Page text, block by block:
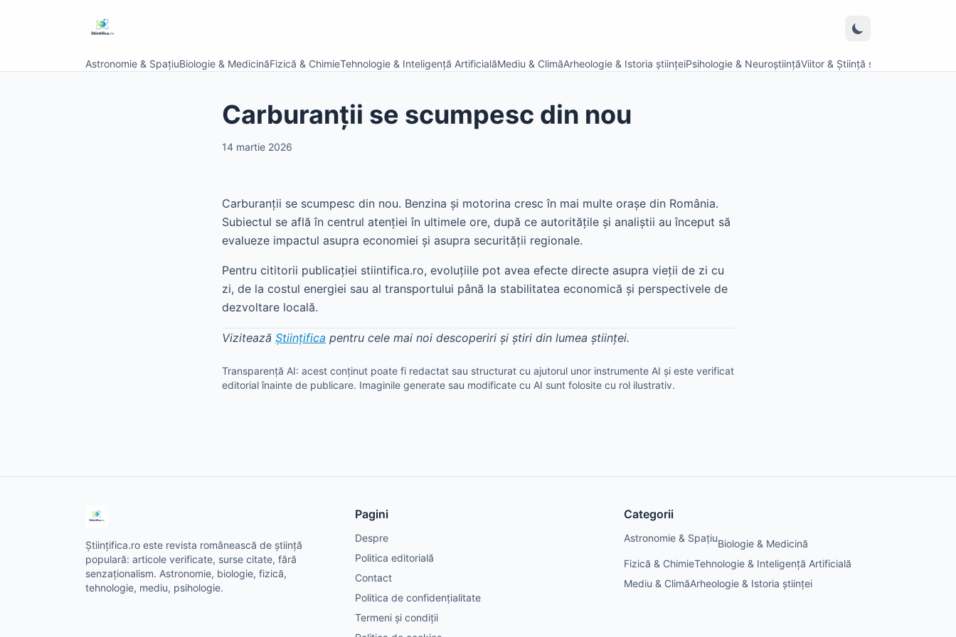
Astronomie & SpațiuBiologie & MedicinăFizică & ChimieTehnologie & Inteligență ArtificialăMediu & ClimăArheologie & Istoria științeiPsihologie & NeuroștiințăViitor & Știință speculativă
Carburanții se scumpesc din nou
14 martie 2026
Carburanții se scumpesc din nou. Benzina și motorina cresc în mai multe orașe din România.
Subiectul se află în centrul atenției în ultimele ore, după ce autoritățile și analiștii au început să
evalueze impactul asupra economiei și asupra securității regionale.
Pentru cititorii publicației stiintifica.ro, evoluțiile pot avea efecte directe asupra vieții de zi cu
zi, de la costul energiei sau al transportului până la stabilitatea economică și perspectivele de
dezvoltare locală.
Vizitează Științifica pentru cele mai noi descoperiri și știri din lumea științei.
Transparență AI: acest conținut poate fi redactat sau structurat cu ajutorul unor instrumente AI și este verificat
editorial înainte de publicare. Imaginile generate sau modificate cu AI sunt folosite cu rol ilustrativ.
Științifica.ro este revista românească de știință
populară: articole verificate, surse citate, fără
senzaționalism. Astronomie, biologie, fizică,
tehnologie, mediu, psihologie.
Pagini
Despre
Politica editorială
Contact
Politica de confidențialitate
Termeni și condiții
Categorii
Astronomie & SpațiuBiologie & Medicină
Fizică & ChimieTehnologie & Inteligență Artificială
Mediu & ClimăArheologie & Istoria științei